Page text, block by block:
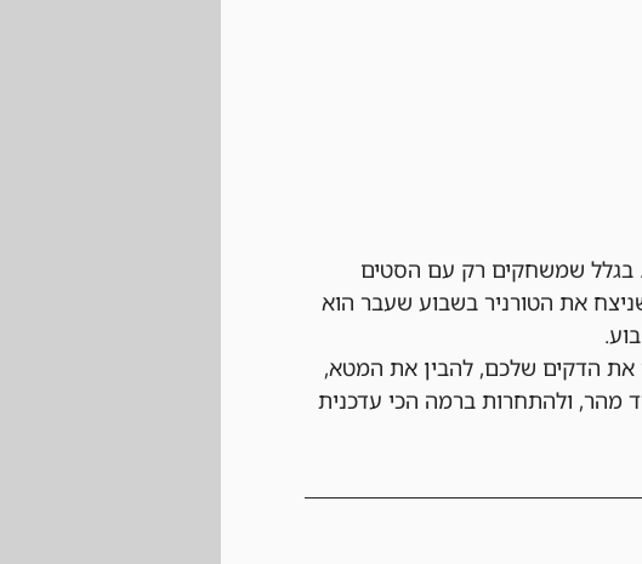
בגלל שמשחקים רק עם הסטים
את הטורניר בשבוע שעבר הוא
(בפורמט הטוב מ-3) שבו תוכלו לבחון את הדקים שלכם, להבין את המטא,
מהר, ולהתחרות ברמה הכי עדכנית